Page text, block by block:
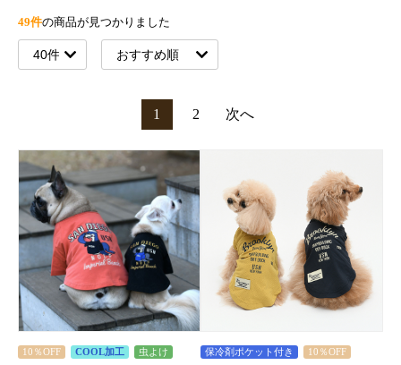
49件の商品が見つかりました
1 2 次へ
10％OFF COOL加工
虫よけ
保冷剤ポケット付き
10％OFF